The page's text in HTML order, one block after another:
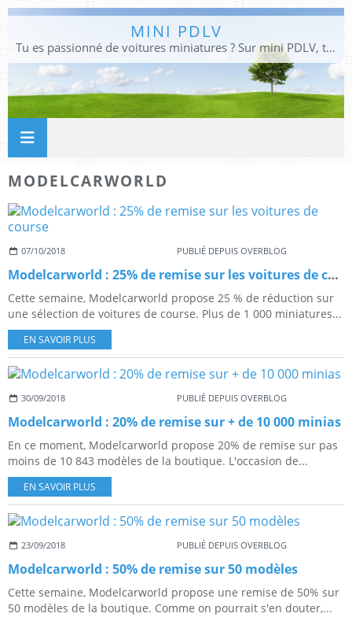
MINI PDLV
Tu es passionné de voitures miniatures ? Sur mini PDLV, tu trouveras les meilleurs bons plans pour acheter des voitures au 1:43, 1:18 ou 1:24. Tu pourras aussi découvrir des modèles de collection sous tous leurs angles. Pour ne rien louper de l'actualité des voitures miniatures, rejoins-nous !
MODELCARWORLD
07/10/2018 PUBLIÉ DEPUIS OVERBLOG
Modelcarworld : 25% de remise sur les voitures de course
Cette semaine, Modelcarworld propose 25 % de réduction sur
une sélection de voitures de course. Plus de 1 000 miniatures...
EN SAVOIR PLUS
30/09/2018 PUBLIÉ DEPUIS OVERBLOG
Modelcarworld : 20% de remise sur + de 10 000 minias
En ce moment, Modelcarworld propose 20% de remise sur pas
moins de 10 843 modèles de la boutique. L'occasion de...
EN SAVOIR PLUS
23/09/2018 PUBLIÉ DEPUIS OVERBLOG
Modelcarworld : 50% de remise sur 50 modèles
Cette semaine, Modelcarworld propose une remise de 50% sur
50 modèles de la boutique. Comme on pourrait s'en douter,...